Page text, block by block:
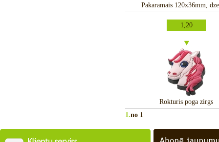
Pakaramais 120x36mm,
1,20
Rokturis poga zirgs
1.no 1